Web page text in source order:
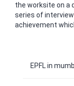
the worksite on a
series of
achievement
EPFL in